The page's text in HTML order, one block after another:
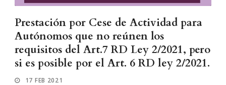
Prestación por Cese de Actividad para
Autónomos que no reúnen los
requisitos del Art.7 RD Ley 2/2021, pero
si es posible por el Art. 6 RD ley 2/2021.
17 FEB 2021